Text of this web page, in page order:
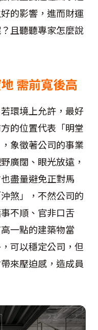
的影響，進而財運
且聽聽專家怎麼說
需前寬後高
環境上允許，最好
的位置代表「明堂
象徵著公司的事業
廣闊、眼光放遠，
盡量避免正對馬
煞」，不然公司的
不順、官非口舌
一點的建築物當
可以穩定公司，但
來壓迫感，造成員